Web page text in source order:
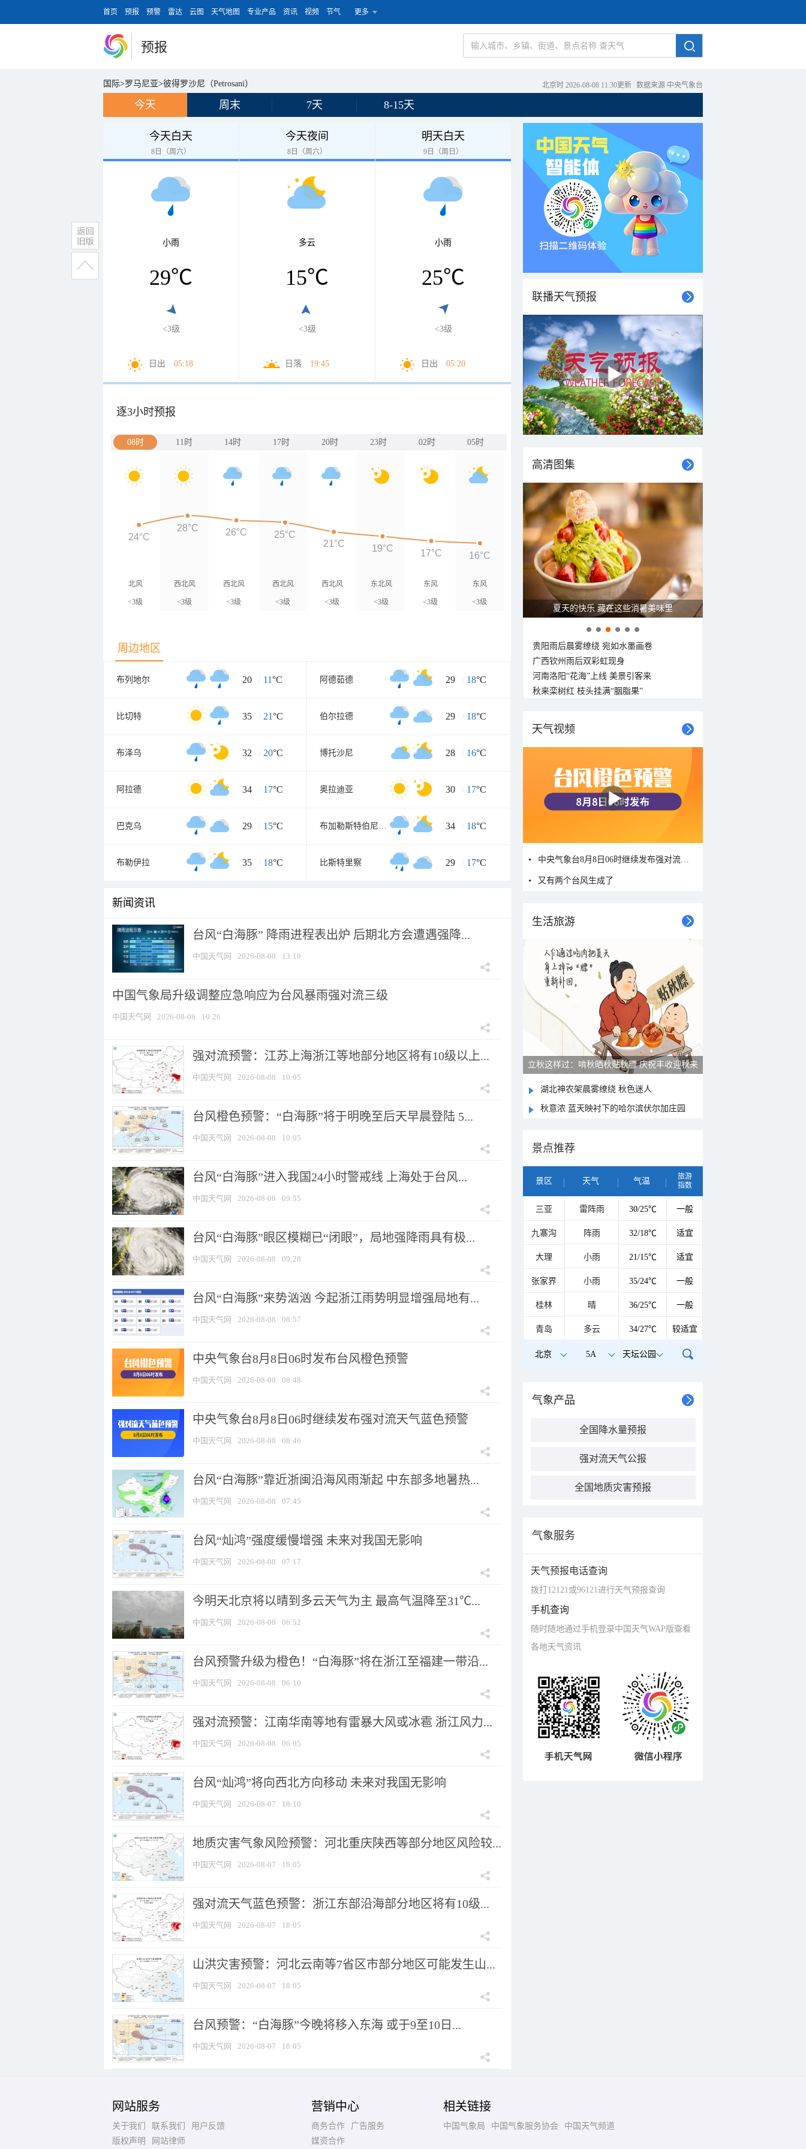
首页 预报 预警 雷达 云图 天气地图 专业产品 资讯 视频 节气 更多
预报
国际>罗马尼亚>彼得罗沙尼（Petrosani） 北京时 2026-08-08 11:30更新 数据来源 中央气象台
今天 周末 7天 8-15天
今天白天
8日（周六）
小雨
29℃
<3级
日出 05:18
今天夜间
8日（周六）
多云
15℃
<3级
日落 19:45
明天白天
9日（周日）
小雨
25℃
<3级
日出 05:20
逐3小时预报
08时 11时 14时 17时 20时 23时 02时 05时
北风
<3级
西北风
<3级
西北风
<3级
西北风
<3级
西北风
<3级
东北风
<3级
东风
<3级
东风
<3级
24°C
28°C 26°C 25°C
21°C 19°C 17°C 16°C
周边地区
布列地尔 20 / 11°C 阿德茹德 29 / 18°C
比切特 35 / 21°C 伯尔拉德 29 / 18°C
布泽乌 32 / 20°C 博托沙尼 28 / 16°C
阿拉德 34 / 17°C 奥拉迪亚 30 / 17°C
巴克乌 29 / 15°C 布加勒斯特伯尼亚萨 34 / 18°C
布勒伊拉 35 / 18°C 比斯特里察 29 / 17°C
新闻资讯
台风“白海豚” 降雨进程表出炉 后期北方会遭遇强降...
中国天气网 2026-08-08 13:19
中国气象局升级调整应急响应为台风暴雨强对流三级
中国天气网 2026-08-08 10:26
强对流预警：江苏上海浙江等地部分地区将有10级以上...
中国天气网 2026-08-08 10:05
台风橙色预警：“白海豚”将于明晚至后天早晨登陆 5...
中国天气网 2026-08-08 10:05
台风“白海豚”进入我国24小时警戒线 上海处于台风...
中国天气网 2026-08-08 09:55
台风“白海豚”眼区模糊已“闭眼”，局地强降雨具有极...
中国天气网 2026-08-08 09:28
台风“白海豚”来势汹汹 今起浙江雨势明显增强局地有...
中国天气网 2026-08-08 08:57
中央气象台8月8日06时发布台风橙色预警
中国天气网 2026-08-08 08:48
中央气象台8月8日06时继续发布强对流天气蓝色预警
中国天气网 2026-08-08 08:46
台风“白海豚”靠近浙闽沿海风雨渐起 中东部多地暑热...
中国天气网 2026-08-08 07:45
台风“灿鸿”强度缓慢增强 未来对我国无影响
中国天气网 2026-08-08 07:17
今明天北京将以晴到多云天气为主 最高气温降至31℃...
中国天气网 2026-08-08 06:52
台风预警升级为橙色！“白海豚”将在浙江至福建一带沿...
中国天气网 2026-08-08 06:10
强对流预警：江南华南等地有雷暴大风或冰雹 浙江风力...
中国天气网 2026-08-08 06:05
台风“灿鸿”将向西北方向移动 未来对我国无影响
中国天气网 2026-08-07 18:10
地质灾害气象风险预警：河北重庆陕西等部分地区风险较...
中国天气网 2026-08-07 18:05
强对流天气蓝色预警：浙江东部沿海部分地区将有10级...
中国天气网 2026-08-07 18:05
山洪灾害预警：河北云南等7省区市部分地区可能发生山...
中国天气网 2026-08-07 18:05
台风预警：“白海豚”今晚将移入东海 或于9至10日...
中国天气网 2026-08-07 18:05
联播天气预报
高清图集
夏天的快乐 藏在这些消暑美味里
贵阳雨后晨雾缭绕 宛如水墨画卷
广西钦州雨后双彩虹现身
河南洛阳“花海”上线 美景引客来
秋来栾树红 枝头挂满“胭脂果”
天气视频
中央气象台8月8日06时继续发布强对流天气蓝色预警
又有两个台风生成了
生活旅游
立秋这样过：啃秋晒秋贴秋膘 庆祝丰收迎秋来
湖北神农架晨雾缭绕 秋色迷人
秋意浓 蓝天映衬下的哈尔滨伏尔加庄园
景点推荐
景区 天气 气温
旅游
指数
三亚 雷阵雨 30/25℃ 一般
九寨沟 阵雨 32/18℃ 适宜
大理 小雨 21/15℃ 适宜
张家界 小雨 35/24℃ 一般
桂林 晴 36/25℃ 一般
青岛 多云 34/27℃ 较适宜
北京 5A 天坛公园
气象产品
全国降水量预报
强对流天气公报
全国地质灾害预报
气象服务
天气预报电话查询
拨打12121或96121进行天气预报查询
手机查询
随时随地通过手机登录中国天气WAP版查看
各地天气资讯
网站服务
关于我们 联系我们
用户反馈
版权声明
网站律师
营销中心
商务合作
广告服务
媒资合作
相关链接
中国气象局 中国气象服务协会 中国天气频道